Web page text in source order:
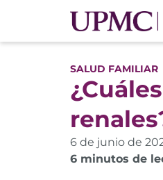
SALUD FAMILIAR
6 de junio de
6 minutos de